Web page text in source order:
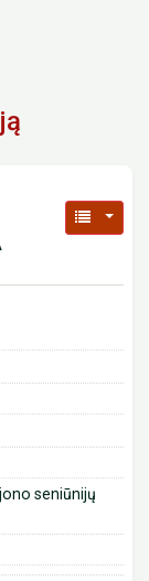
seniūnijų